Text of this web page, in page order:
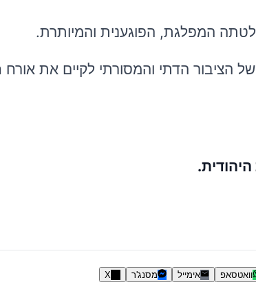
המפלגת, הפוגענית והמיותרת.
הציבור הדתי והמסורתי לקיים את אורח
וואטסאפ אימייל מסנג'ר X